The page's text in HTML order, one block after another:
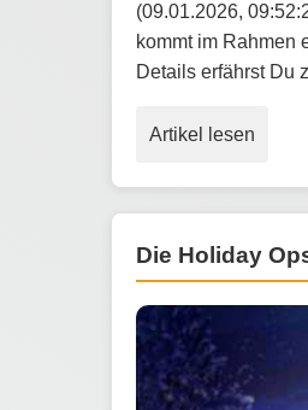
(09.01.2026,
kommt im Rahmen
Details erfährst Du
Artikel lesen
Die Holiday